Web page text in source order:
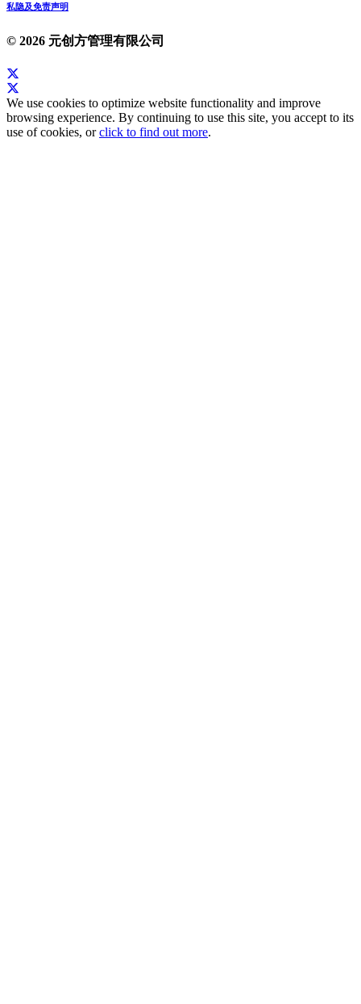
私隐及免责声明
© 2026 元创方管理有限公司
We use cookies to optimize website functionality and improve
browsing experience. By continuing to use this site, you accept to its
use of cookies, orclick to find out more.